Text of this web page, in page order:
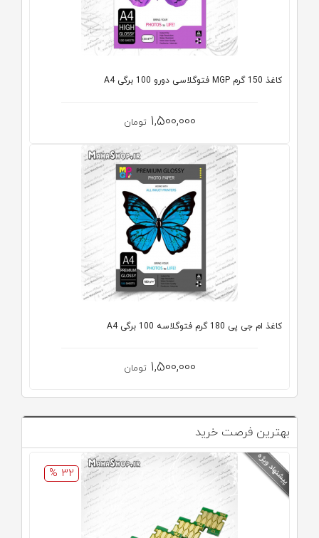
کاغذ 150 گرم MGP فتوگلاسی دورو 100 برگی A4
1,500,000 تومان
کاغذ ام جی پی 180 گرم فتوگلاسه 100 برگی A4
1,500,000 تومان
بهترین فرصت خرید
32 %